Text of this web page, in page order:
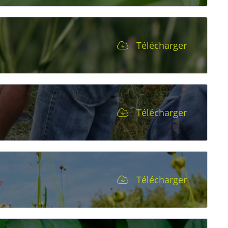
Télécharger
Télécharger
Télécharger